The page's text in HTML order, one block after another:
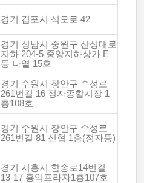
경기 김포시 석모로 42
경기 성남시 중원구 산성대로
지하 204-5 중앙지하상가 E
동 나열 15호
경기 수원시 장안구 수성로
261번길 16 정자종합시장 1
층108호
경기 수원시 장안구 수성로
261번길 81 신협 1층(정자동)
경기 시흥시 함송로14번길
13-17 홍익프라자1층107호